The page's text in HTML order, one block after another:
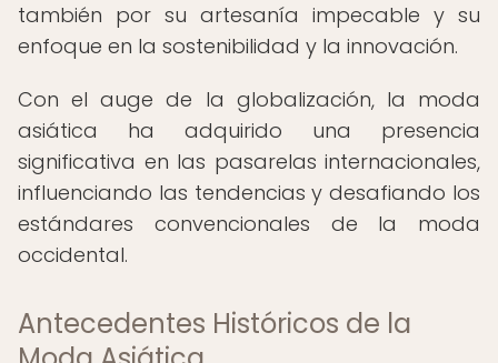
también por su artesanía impecable y su
enfoque en la sostenibilidad y la innovación.
Con el auge de la globalización, la moda
asiática ha adquirido una presencia
significativa en las pasarelas internacionales,
influenciando las tendencias y desafiando los
estándares convencionales de la moda
occidental.
Antecedentes Históricos de la